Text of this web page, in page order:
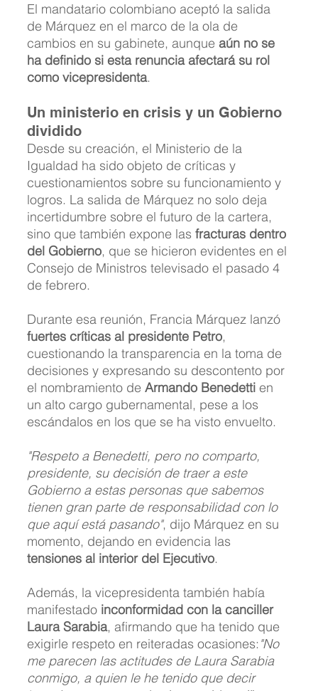
El mandatario colombiano aceptó la salida
de Márquez en el marco de la ola de
cambios en su gabinete, aunque aún no se
ha definido si esta renuncia afectará su rol
como vicepresidenta.
Un ministerio en crisis y un Gobierno
dividido
Desde su creación, el Ministerio de la
Igualdad ha sido objeto de críticas y
cuestionamientos sobre su funcionamiento y
logros. La salida de Márquez no solo deja
incertidumbre sobre el futuro de la cartera,
sino que también expone las fracturas dentro
del Gobierno, que se hicieron evidentes en el
Consejo de Ministros televisado el pasado 4
de febrero.
Durante esa reunión, Francia Márquez lanzó
fuertes críticas al presidente Petro,
cuestionando la transparencia en la toma de
decisiones y expresando su descontento por
el nombramiento de Armando Benedetti en
un alto cargo gubernamental, pese a los
escándalos en los que se ha visto envuelto.
"Respeto a Benedetti, pero no comparto,
presidente, su decisión de traer a este
Gobierno a estas personas que sabemos
tienen gran parte de responsabilidad con lo
que aquí está pasando", dijo Márquez en su
momento, dejando en evidencia las
tensiones al interior del Ejecutivo.
Además, la vicepresidenta también había
manifestado inconformidad con la canciller
Laura Sarabia, afirmando que ha tenido que
exigirle respeto en reiteradas ocasiones:"No
me parecen las actitudes de Laura Sarabia
conmigo, a quien le he tenido que decir